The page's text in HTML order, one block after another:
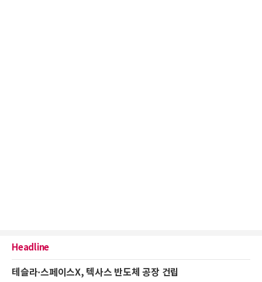
Headline
테슬라·스페이스X, 텍사스 반도체 공장 건립